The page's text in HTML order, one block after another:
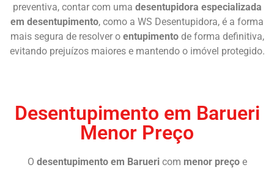
preventiva, contar com uma desentupidora especializada
em desentupimento, como a WS Desentupidora, é a forma
mais segura de resolver o entupimentode forma definitiva,
evitando prejuízos maiores e mantendo o imóvel protegido.
Desentupimento em Barueri
Menor Preço
O desentupimento em Baruericom menor preçoe